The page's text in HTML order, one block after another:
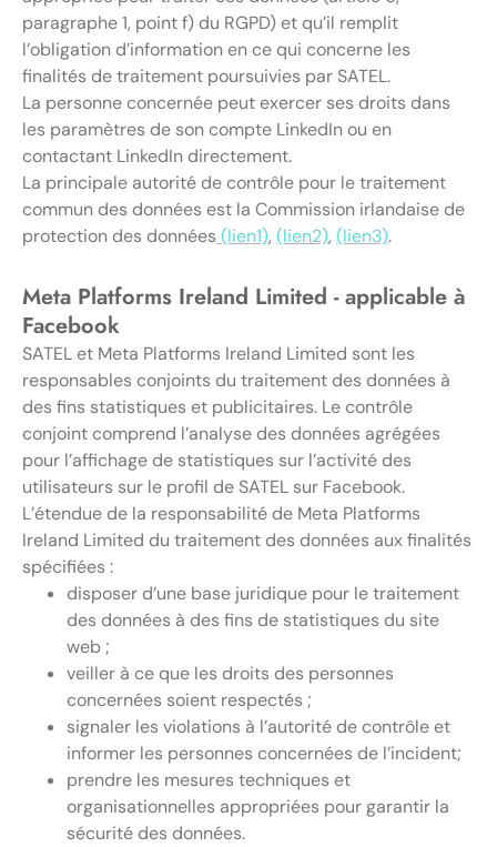
paragraphe 1, point f) du RGPD) et qu’il remplit
l’obligation d’information en ce qui concerne les
finalités de traitement poursuivies par SATEL.
La personne concernée peut exercer ses droits dans
les paramètres de son compte LinkedIn ou en
contactant LinkedIn directement.
La principale autorité de contrôle pour le traitement
commun des données est la Commission irlandaise de
protection des données(lien1), (lien2), (lien3).
Meta Platforms Ireland Limited - applicable à
Facebook
SATEL et Meta Platforms Ireland Limited sont les
responsables conjoints du traitement des données à
des fins statistiques et publicitaires. Le contrôle
conjoint comprend l’analyse des données agrégées
pour l’affichage de statistiques sur l’activité des
utilisateurs sur le profil de SATEL sur Facebook.
L’étendue de la responsabilité de Meta Platforms
Ireland Limited du traitement des données aux finalités
spécifiées :
disposer d’une base juridique pour le traitement
des données à des fins de statistiques du site
web ;
veiller à ce que les droits des personnes
concernées soient respectés ;
signaler les violations à l’autorité de contrôle et
informer les personnes concernées de l’incident;
prendre les mesures techniques et
organisationnelles appropriées pour garantir la
sécurité des données.